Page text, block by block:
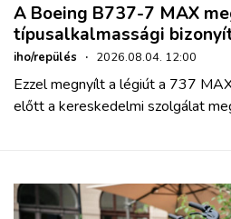
A Boeing B737-7 MAX
típusalkalmassági
iho/repülés · 2026.08.04. 12:00
Ezzel megnyílt a légiút a 737
előtt a kereskedelmi szolgálat